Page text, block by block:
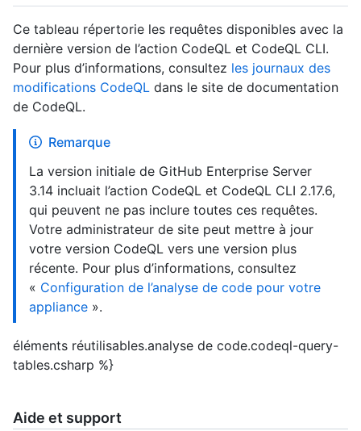
Ce tableau répertorie les requêtes disponibles avec la
dernière version de l’action CodeQL et CodeQL CLI.
Pour plus d’informations, consultez les journaux des
modifications CodeQL dans le site de documentation
de CodeQL.
Remarque
La version initiale de GitHub Enterprise Server
3.14 incluait l’action CodeQL et CodeQL CLI 2.17.6,
qui peuvent ne pas inclure toutes ces requêtes.
Votre administrateur de site peut mettre à jour
votre version CodeQL vers une version plus
récente. Pour plus d’informations, consultez
« Configuration de l’analyse de code pour votre
appliance ».
éléments réutilisables.analyse de code.codeql-query-
tables.csharp %}
Aide et support